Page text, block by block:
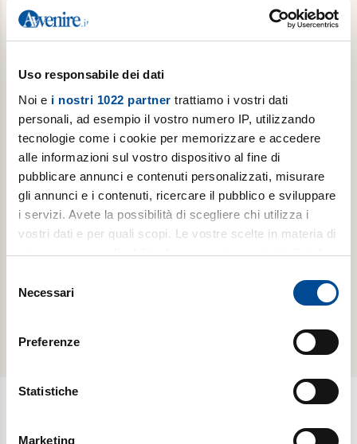
Uso responsabile dei dati
Noi e i nostri 1022 partner trattiamo i vostri dati
personali, ad esempio il vostro numero IP, utilizzando
tecnologie come i cookie per memorizzare e accedere
alle informazioni sul vostro dispositivo al fine di
pubblicare annunci e contenuti personalizzati, misurare
gli annunci e i contenuti, ricercare il pubblico e sviluppare
i servizi. Avete la possibilità di scegliere chi utilizza i
vostri dati e per quali scopi. Le vostre scelte in materia di
privacy sono applicabili solo su questa proprietà digitale
modificare o revocare il proprio consenso in qualsiasi
momento dalla Dichiarazione sui cookie o facendo clic
raccogliere informazioni sulla tua posizione
geografica, con un'approssimazione di qualche
delNecessari
Preferenze
Statistiche
Marketing
Prodotti correlati
ABBONAMENTI -
LUOGHI
DELL'INFINITO
Abbonamento
annuale
cartaceo
più
ABBONAMENTI -
LUOGHI
DELL'INFINITO
Abbonamento
annuale
digitale
Newsletter